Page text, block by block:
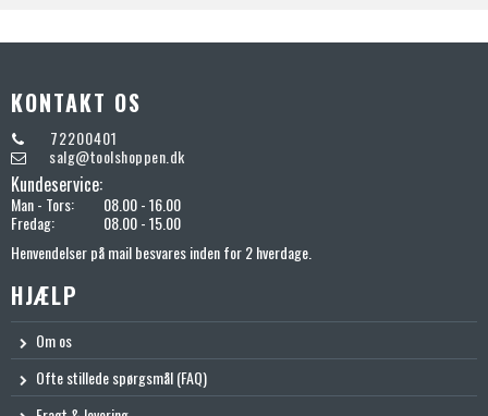
KONTAKT OS
72200401
salg@toolshoppen.dk
Kundeservice:
Man - Tors:
08.00 - 16.00
Fredag:
08.00 - 15.00
Henvendelser på mail besvares inden for 2 hverdage.
HJÆLP
Om os
Ofte stillede spørgsmål (FAQ)